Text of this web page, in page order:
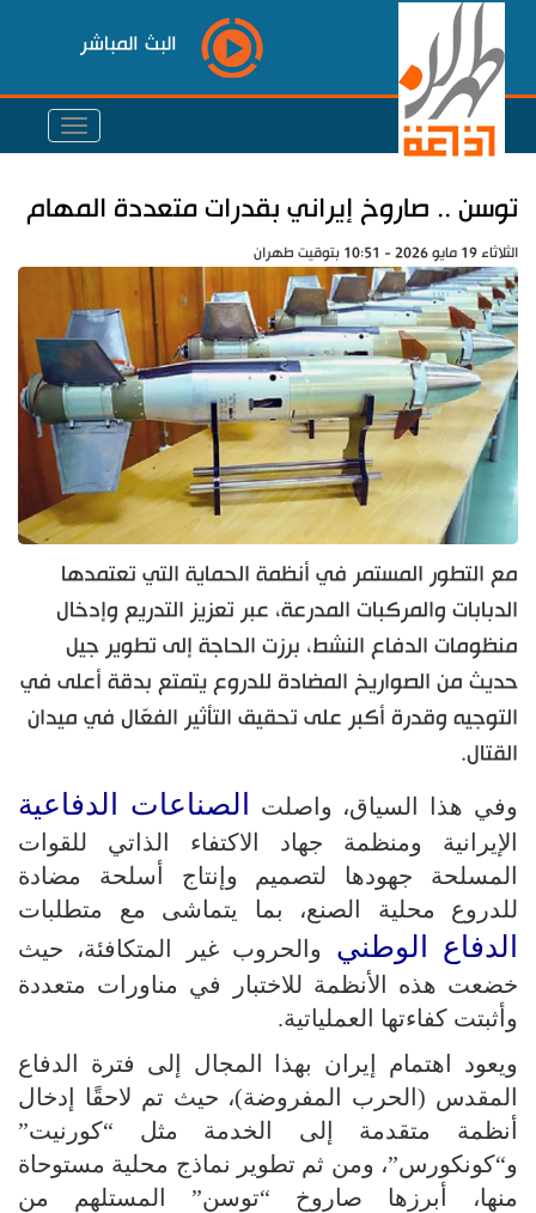
البث المباشر
توسن .. صاروخ إيراني بقدرات متعددة المهام
الثلاثاء 19 مايو 2026 - 10:51 بتوقيت طهران
مع التطور المستمر في أنظمة الحماية التي تعتمدها
الدبابات والمركبات المدرعة، عبر تعزيز التدريع وإدخال
منظومات الدفاع النشط، برزت الحاجة إلى تطوير جيل
حديث من الصواريخ المضادة للدروع يتمتع بدقة أعلى في
التوجيه وقدرة أكبر على تحقيق التأثير الفعّال في ميدان
القتال.
وفي هذا السياق، واصلت
الصناعات الدفاعية
الإيرانية ومنظمة جهاد الاكتفاء الذاتي للقوات
المسلحة جهودها لتصميم وإنتاج أسلحة مضادة
للدروع محلية الصنع، بما يتماشى مع متطلبات
الدفاع الوطني والحروب غير المتكافئة، حيث
خضعت هذه الأنظمة للاختبار في مناورات متعددة
وأثبتت كفاءتها العملياتية.
ويعود اهتمام إيران بهذا المجال إلى فترة الدفاع
المقدس (الحرب المفروضة)، حيث تم لاحقًا إدخال
أنظمة متقدمة إلى الخدمة مثل “كورنيت”
و“كونكورس”، ومن ثم تطوير نماذج محلية مستوحاة
منها، أبرزها صاروخ “توسن” المستلهم من